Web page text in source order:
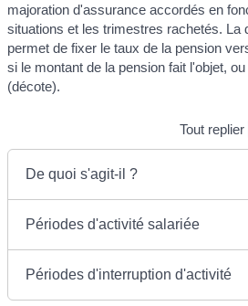
majoration d'assurance accordés en
situations et les trimestres rachetés. La
permet de fixer le taux de la pension
si le montant de la pension fait l'objet,
(décote).
Tout replier
De quoi s'agit-il ?
Périodes d'activité salariée
Périodes d'interruption d'activité